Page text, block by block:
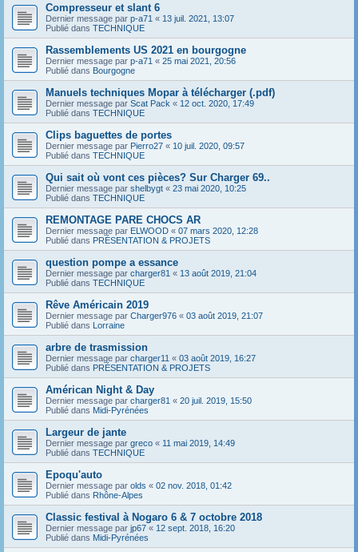
Compresseur et slant 6
Dernier message par p-a71 « 13 juil. 2021, 13:07
Publié dans TECHNIQUE
Rassemblements US 2021 en bourgogne
Dernier message par p-a71 « 25 mai 2021, 20:56
Publié dans Bourgogne
Manuels techniques Mopar à télécharger (.pdf)
Dernier message par Scat Pack « 12 oct. 2020, 17:49
Publié dans TECHNIQUE
Clips baguettes de portes
Dernier message par Pierro27 « 10 juil. 2020, 09:57
Publié dans TECHNIQUE
Qui sait où vont ces pièces? Sur Charger 69..
Dernier message par shelbygt « 23 mai 2020, 10:25
Publié dans TECHNIQUE
REMONTAGE PARE CHOCS AR
Dernier message par ELWOOD « 07 mars 2020, 12:28
Publié dans PRÉSENTATION & PROJETS
question pompe a essance
Dernier message par charger81 « 13 août 2019, 21:04
Publié dans TECHNIQUE
Rêve Américain 2019
Dernier message par Charger976 « 03 août 2019, 21:07
Publié dans Lorraine
arbre de trasmission
Dernier message par charger11 « 03 août 2019, 16:27
Publié dans PRÉSENTATION & PROJETS
Américan Night & Day
Dernier message par charger81 « 20 juil. 2019, 15:50
Publié dans Midi-Pyrénées
Largeur de jante
Dernier message par greco « 11 mai 2019, 14:49
Publié dans TECHNIQUE
Epoqu'auto
Dernier message par olds « 02 nov. 2018, 01:42
Publié dans Rhône-Alpes
Classic festival à Nogaro 6 & 7 octobre 2018
Dernier message par jp67 « 12 sept. 2018, 16:20
Publié dans Midi-Pyrénées